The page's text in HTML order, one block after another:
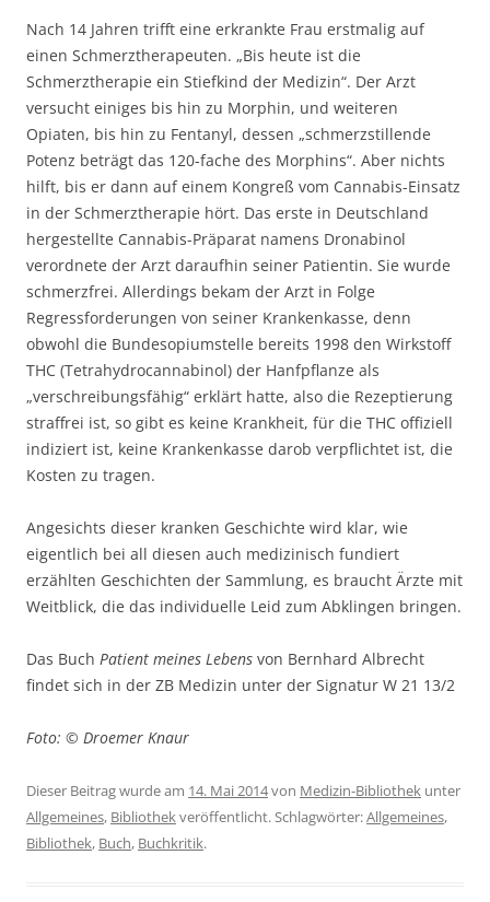
Nach 14 Jahren trifft eine erkrankte Frau erstmalig auf
einen Schmerztherapeuten. „Bis heute ist die
Schmerztherapie ein Stiefkind der Medizin“. Der Arzt
versucht einiges bis hin zu Morphin, und weiteren
Opiaten, bis hin zu Fentanyl, dessen „schmerzstillende
Potenz beträgt das 120-fache des Morphins“. Aber nichts
hilft, bis er dann auf einem Kongreß vom Cannabis-Einsatz
in der Schmerztherapie hört. Das erste in Deutschland
hergestellte Cannabis-Präparat namens Dronabinol
verordnete der Arzt daraufhin seiner Patientin. Sie wurde
schmerzfrei. Allerdings bekam der Arzt in Folge
Regressforderungen von seiner Krankenkasse, denn
obwohl die Bundesopiumstelle bereits 1998 den Wirkstoff
THC (Tetrahydrocannabinol) der Hanfpflanze als
„verschreibungsfähig“ erklärt hatte, also die Rezeptierung
straffrei ist, so gibt es keine Krankheit, für die THC offiziell
indiziert ist, keine Krankenkasse darob verpflichtet ist, die
Kosten zu tragen.
Angesichts dieser kranken Geschichte wird klar, wie
eigentlich bei all diesen auch medizinisch fundiert
erzählten Geschichten der Sammlung, es braucht Ärzte mit
Weitblick, die das individuelle Leid zum Abklingen bringen.
Das Buch Patient meines Lebens von Bernhard Albrecht
findet sich in der ZB Medizin unter der Signatur W 21 13/2
Foto: © Droemer Knaur
Dieser Beitrag wurde am 14. Mai 2014von Medizin-Bibliothek unter
Allgemeines, Bibliothekveröffentlicht. Schlagwörter:Allgemeines,
Bibliothek, Buch, Buchkritik.